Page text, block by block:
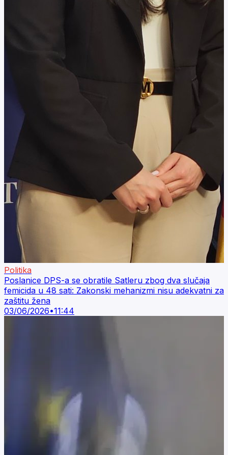
Politika
Poslanice DPS-a se obratile Satleru zbog dva slučaja
femicida u 48 sati: Zakonski mehanizmi nisu adekvatni za
zaštitu žena
03/06/2026•11:44